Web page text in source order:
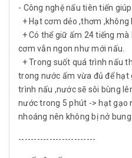
- Công nghệ nấu tiên tiến
+ Hạt cơm dẻo ,thơm ,không
+ Có thể giữ ấm 24 tiếng
cơm vẫn ngon như mới nấu.
+ Trong suốt quá trình nấu
trong nước ấm vừa đủ để hạt
trình nấu ,nước sẽ sôi bùng
nước trong 5 phút -> hạt gạo
nhoáng nên không bị nở bung
-------------------------